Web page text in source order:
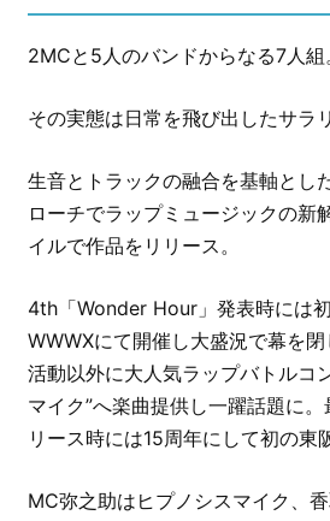
2MCと5人のバンドからなる7人組
その実態は日常を飛び出したサラ
生音とトラックの融合を基軸とし
ローチでラップミュージックの新
イルで作品をリリース。
4th「Wonder Hour」発表時には
WWWXにて開催し大盛況で幕を
活動以外に大人気ラップバトルコ
マイク”へ楽曲提供し一躍話題に
リース時には15周年にして初の東
MC弥之助はヒプノシスマイク、